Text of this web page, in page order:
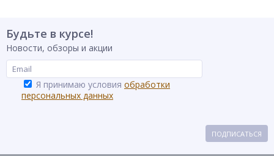
Будьте в курсе!
Новости, обзоры и акции
Я принимаю условия обработки
персональных данных
ПОДПИСАТЬСЯ